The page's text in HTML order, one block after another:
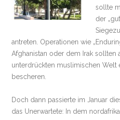
sollte
der
antreten. Operationen wie
Afghanistan oder dem Irak sollten
unterdrückten muslimischen Welt
bescheren.
Doch dann passierte im Januar
das Unerwartete: In dem